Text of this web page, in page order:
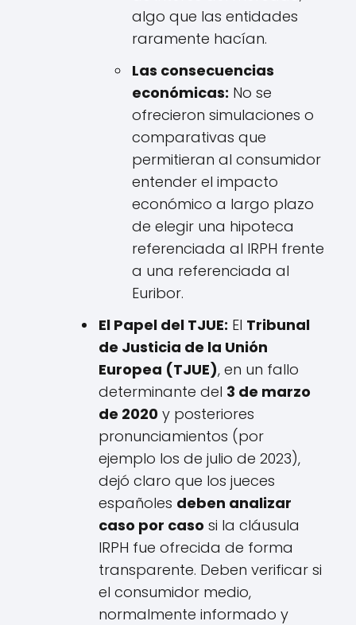
algo que las entidades
raramente hacían.
Las consecuencias
económicas: No se
ofrecieron simulaciones o
comparativas que
permitieran al consumidor
entender el impacto
económico a largo plazo
de elegir una hipoteca
referenciada al IRPH frente
a una referenciada al
Euribor.
El Papel del TJUE: El Tribunal
de Justicia de la Unión
Europea (TJUE), en un fallo
determinante del 3 de marzo
de 2020 y posteriores
pronunciamientos (por
ejemplo los de julio de 2023),
dejó claro que los jueces
españoles deben analizar
caso por caso si la cláusula
IRPH fue ofrecida de forma
transparente. Deben verificar si
el consumidor medio,
normalmente informado y